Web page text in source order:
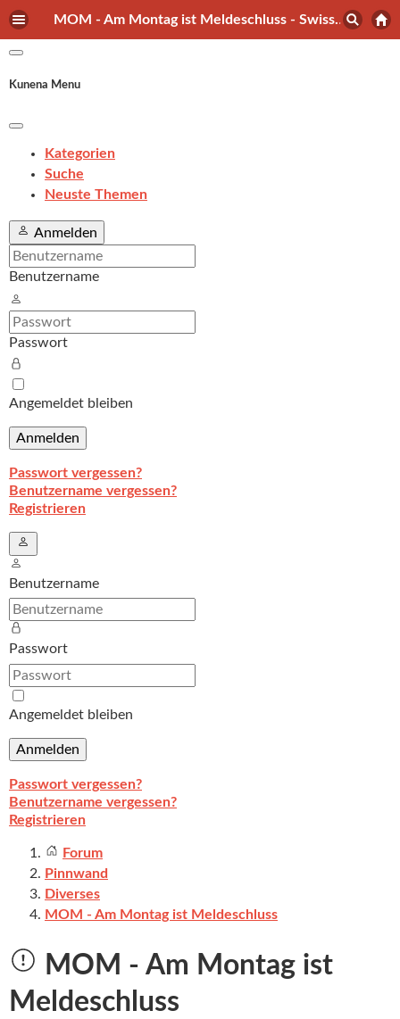
MOM - Am Montag ist Meldeschluss - Swiss-Orienteering Forum
Kunena Menu
Kategorien
Suche
Neuste Themen
Anmelden
Benutzername
Passwort
Angemeldet bleiben
Anmelden
Passwort vergessen?
Benutzername vergessen?
Registrieren
Benutzername
Passwort
Angemeldet bleiben
Anmelden
Passwort vergessen?
Benutzername vergessen?
Registrieren
Forum
Pinnwand
Diverses
MOM - Am Montag ist Meldeschluss
MOM - Am Montag ist
Meldeschluss